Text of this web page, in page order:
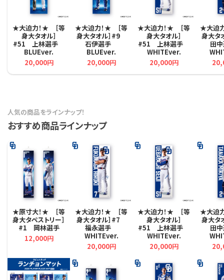
★大迫力！★ ［等
身大タオル］
#51 上林選手
BLUEver.
20,000円
★大迫力！★ ［等
身大タオル］#9
石伊選手
BLUEver.
20,000円
★大迫力！★ ［等
身大タオル］
#51 上林選手
WHITEver.
20,000円
★大迫
身大
田
人気の商品をラインナップ！
おすすめ商品ラインナップ
★原寸大！★ ［等
身大タペストリー］
#1 岡林選手
12,000円
★大迫力！★ ［等
身大タオル］#7
福永選手
WHITEver.
20,000円
★大迫力！★ ［等
身大タオル］
#51 上林選手
WHITEver.
20,000円
★大迫
身大
田